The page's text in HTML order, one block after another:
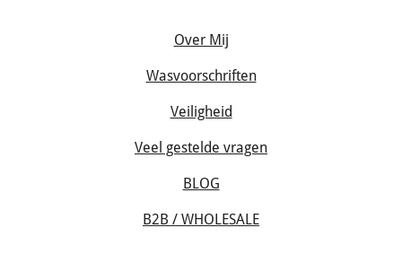
Over Mij
Wasvoorschriften
Veiligheid
Veel gestelde vragen
BLOG
B2B / WHOLESALE